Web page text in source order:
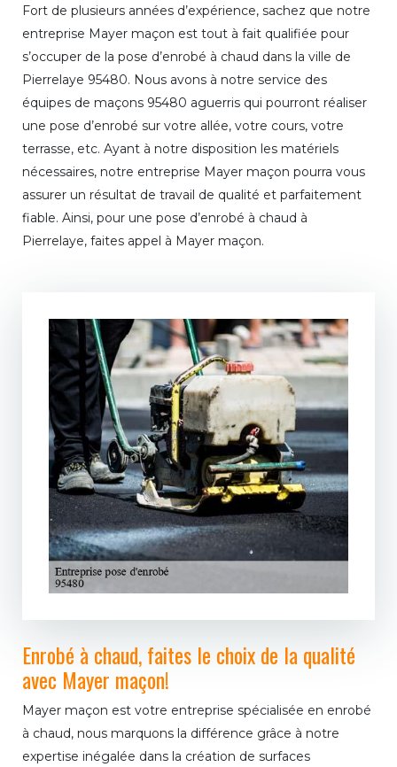
Fort de plusieurs années d’expérience, sachez que notre
entreprise Mayer maçon est tout à fait qualifiée pour
s’occuper de la pose d’enrobé à chaud dans la ville de
Pierrelaye 95480. Nous avons à notre service des
équipes de maçons 95480 aguerris qui pourront réaliser
une pose d’enrobé sur votre allée, votre cours, votre
terrasse, etc. Ayant à notre disposition les matériels
nécessaires, notre entreprise Mayer maçon pourra vous
assurer un résultat de travail de qualité et parfaitement
fiable. Ainsi, pour une pose d’enrobé à chaud à
Pierrelaye, faites appel à Mayer maçon.
Enrobé à chaud, faites le choix de la qualité
avec Mayer maçon!
Mayer maçon est votre entreprise spécialisée en enrobé
à chaud, nous marquons la différence grâce à notre
expertise inégalée dans la création de surfaces